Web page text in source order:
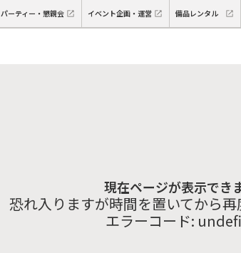
パーティー・懇親会 イベント企画・運営 備品レンタル
現在ページが表示でき
恐れ入りますが時間を置いてから再
エラーコード: